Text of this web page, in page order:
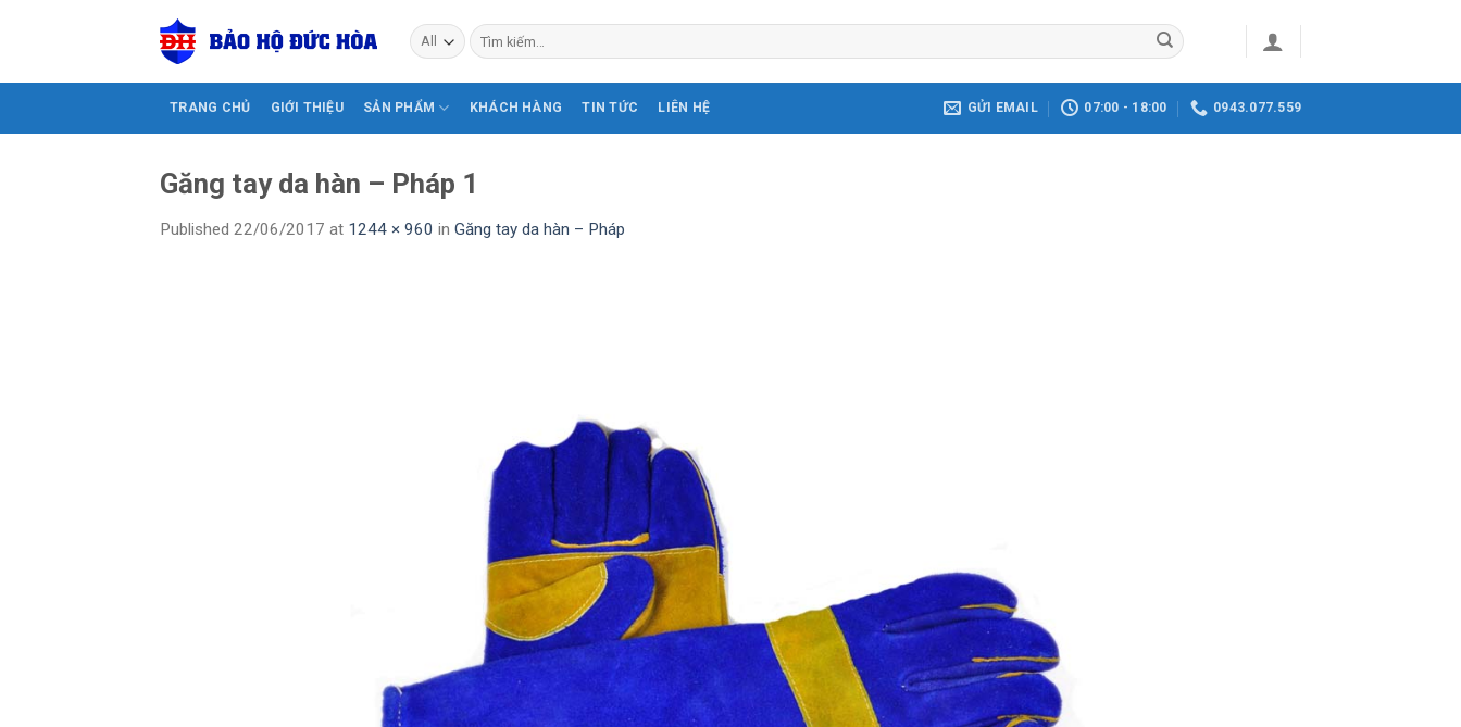
Tìm
kiếm:
TRANG CHỦ GIỚI THIỆU SẢN PHẨM KHÁCH HÀNG TIN TỨC LIÊN HỆ GỬI EMAIL 07:00 - 18:00 0943.077.559
Găng tay da hàn – Pháp 1
Published 22/06/2017 at 1244 × 960 in Găng tay da hàn – Pháp